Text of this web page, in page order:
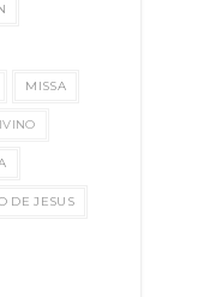
MISSA
DE JESUS